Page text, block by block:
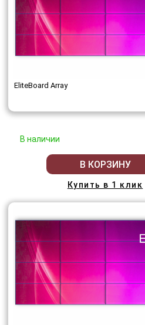
EliteBoard Array
В наличии
В КОРЗИНУ
Купить в 1 клик